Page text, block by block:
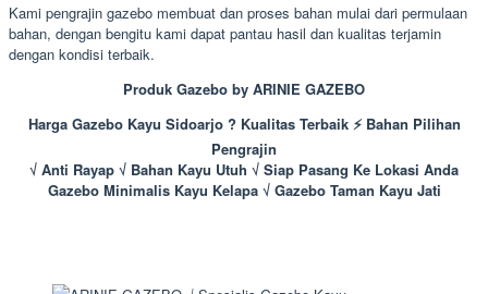
Kami pengrajin gazebo membuat dan proses bahan mulai dari permulaan
bahan, dengan bengitu kami dapat pantau hasil dan kualitas terjamin
dengan kondisi terbaik.
Produk Gazebo by ARINIE GAZEBO
Harga Gazebo Kayu Sidoarjo ? Kualitas Terbaik ⚡ Bahan Pilihan
Pengrajin
√ Anti Rayap √ Bahan Kayu Utuh √ Siap Pasang Ke Lokasi Anda
Gazebo Minimalis Kayu Kelapa √ Gazebo Taman Kayu Jati